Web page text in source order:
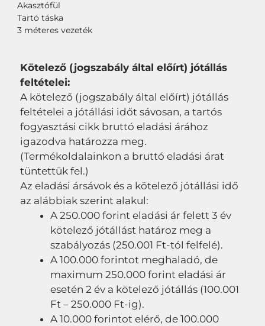
Akasztófül
Tartó táska
3 méteres vezeték
Kötelező (jogszabály által előírt) jótállás
feltételei:
A kötelező (jogszabály által előírt) jótállás
feltételei a jótállási időt sávosan, a tartós
fogyasztási cikk bruttó eladási árához
igazodva határozza meg.
(Termékoldalainkon a bruttó eladási árat
tüntettük fel.)
Az eladási ársávok és a kötelező jótállási idő
az alábbiak szerint alakul:
A 250.000 forint eladási ár felett 3 év
kötelező jótállást határoz meg a
szabályozás (250.001 Ft-tól felfelé).
A 100.000 forintot meghaladó, de
maximum 250.000 forint eladási ár
esetén 2 év a kötelező jótállás (100.001
Ft – 250.000 Ft-ig).
A 10.000 forintot elérő, de 100.000